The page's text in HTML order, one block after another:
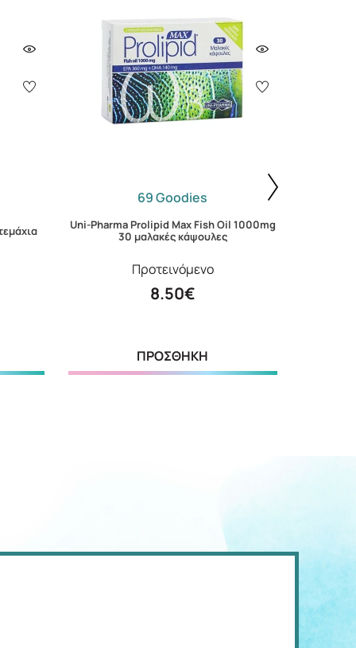
69 Goodies
Uni-Pharma Prolipid Max Fish Oil 1000mg
30 μαλακές κάψουλες
Προτεινόμενο
8.50€
ΠΡΟΣΘΗΚΗ